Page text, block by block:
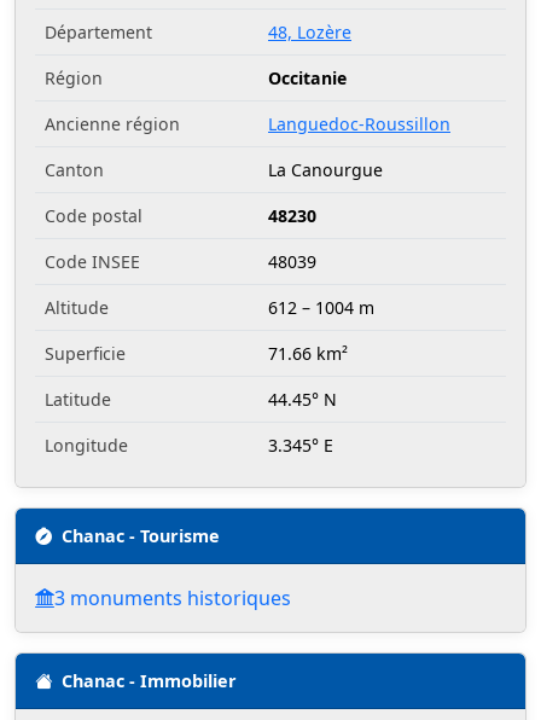
Département
48, Lozère
Région
Occitanie
Ancienne région
Languedoc-Roussillon
Canton
La Canourgue
Code postal
48230
Code INSEE
48039
Altitude
612 – 1004 m
Superficie
71.66 km²
Latitude
44.45° N
Longitude
3.345° E
Chanac - Tourisme
3 monuments historiques
Chanac - Immobilier